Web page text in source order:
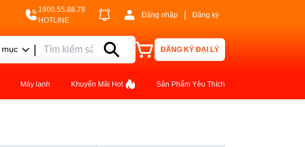
1900.55.88.78
HOTLINE
Đăng nhập Đăng ký
| ĐĂNG KÝ ĐẠI LÝ
Máy lạnh Khuyến Mãi Hot Sản Phẩm Yêu Thích